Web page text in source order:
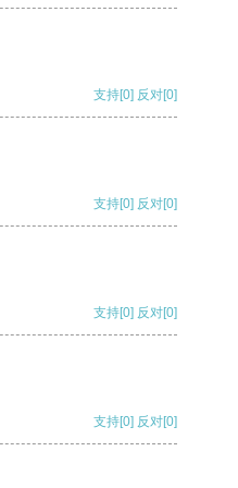
支持[0] 反对[0]
支持[0] 反对[0]
支持[0] 反对[0]
支持[0] 反对[0]